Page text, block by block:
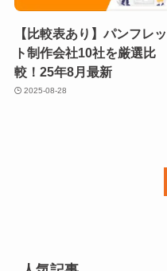
【比較表あり】パンフレッ
ト制作会社10社を厳選比
較！25年8月最新
2025-08-28